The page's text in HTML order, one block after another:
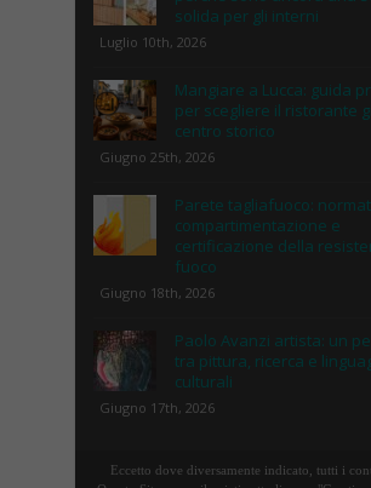
solida per gli interni
Luglio 10th, 2026
Mangiare a Lucca: guida
per scegliere il ristorante
centro storico
Giugno 25th, 2026
Parete tagliafuoco:
compartimentazione e
certificazione della
fuoco
Giugno 18th, 2026
Paolo Avanzi artista: un
tra pittura, ricerca e
culturali
Giugno 17th, 2026
Eccetto dove diversamente indicato, tutti i